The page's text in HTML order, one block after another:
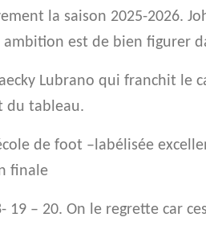
la saison 2025-2026.
est de bien figurer
Lubrano qui franchit
du tableau.
de foot –labélisée
finale
19 – 20. On le regrette car